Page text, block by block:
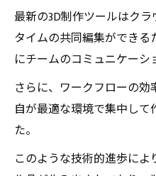
最新の3D制作ツールはク
タイムの共同編集ができ
にチームのコミュニケーシ
さらに、ワークフローの
自が最適な環境で集中し
た。
このような技術的進歩に